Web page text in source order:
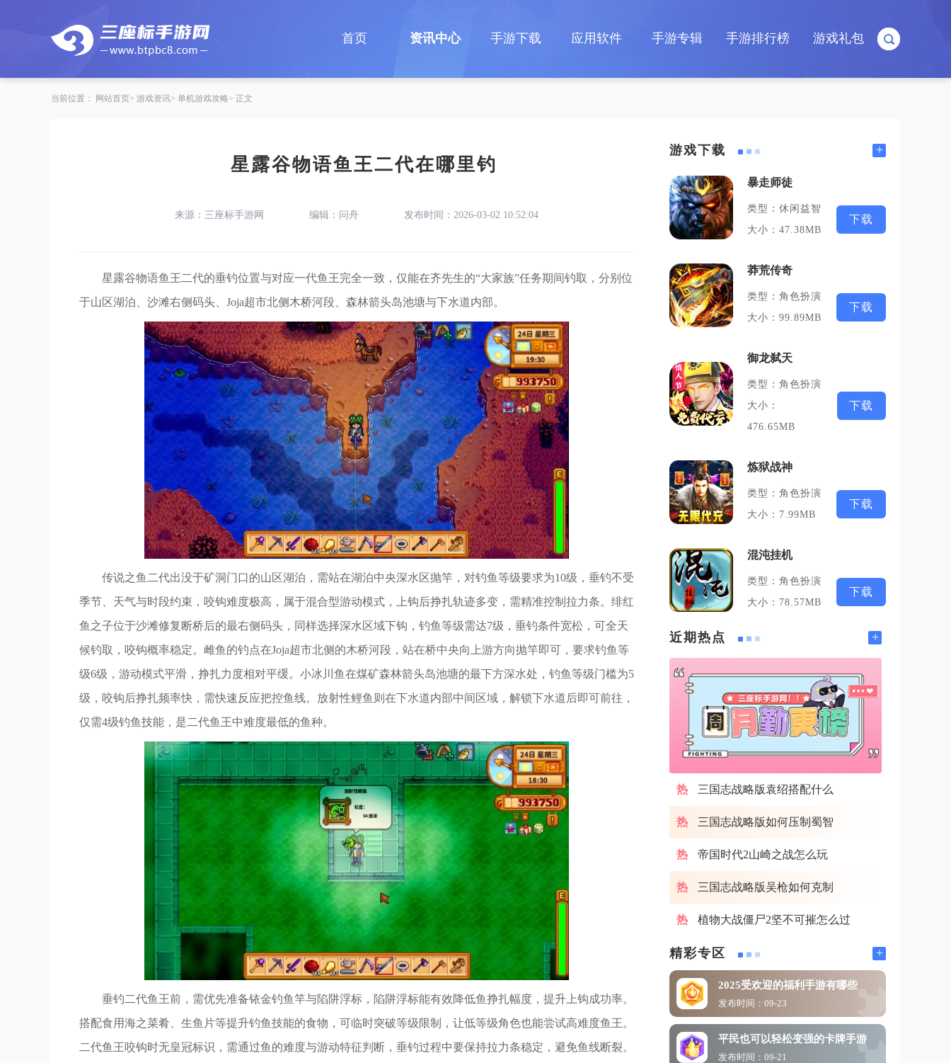
首页 资讯中心 手游下载 应用软件 手游专辑 手游排行榜 游戏礼包
当前位置： 网站首页 游戏资讯 单机游戏攻略 正文
星露谷物语鱼王二代在哪里钓
来源：三座标手游网 编辑：问舟 发布时间：2026-03-02 10:52:04
星露谷物语鱼王二代的垂钓位置与对应一代鱼王完全一致，仅能在齐先生的“大家族”任务期间钓取，分别位
于山区湖泊、沙滩右侧码头、Joja超市北侧木桥河段、森林箭头岛池塘与下水道内部。
传说之鱼二代出没于矿洞门口的山区湖泊，需站在湖泊中央深水区抛竿，对钓鱼等级要求为10级，垂钓不受
季节、天气与时段约束，咬钩难度极高，属于混合型游动模式，上钩后挣扎轨迹多变，需精准控制拉力条。绯红
鱼之子位于沙滩修复断桥后的最右侧码头，同样选择深水区域下钩，钓鱼等级需达7级，垂钓条件宽松，可全天
候钓取，咬钩概率稳定。雌鱼的钓点在Joja超市北侧的木桥河段，站在桥中央向上游方向抛竿即可，要求钓鱼等
级6级，游动模式平滑，挣扎力度相对平缓。小冰川鱼在煤矿森林箭头岛池塘的最下方深水处，钓鱼等级门槛为5
级，咬钩后挣扎频率快，需快速反应把控鱼线。放射性鲤鱼则在下水道内部中间区域，解锁下水道后即可前往，
仅需4级钓鱼技能，是二代鱼王中难度最低的鱼种。
垂钓二代鱼王前，需优先准备铱金钓鱼竿与陷阱浮标，陷阱浮标能有效降低鱼挣扎幅度，提升上钩成功率。
搭配食用海之菜肴、生鱼片等提升钓鱼技能的食物，可临时突破等级限制，让低等级角色也能尝试高难度鱼王。
二代鱼王咬钩时无皇冠标识，需通过鱼的难度与游动特征判断，垂钓过程中要保持拉力条稳定，避免鱼线断裂。
游戏下载 +
暴走师徒
类型：休闲益智
大小：47.38MB
下载
莽荒传奇
类型：角色扮演
大小：99.89MB
下载
御龙弑天
类型：角色扮演
大小：
476.65MB
下载
炼狱战神
类型：角色扮演
大小：7.99MB
下载
混沌挂机
类型：角色扮演
大小：78.57MB
下载
近期热点 +
三国志战略版袁绍搭配什么
三国志战略版如何压制蜀智
帝国时代2山崎之战怎么玩
三国志战略版吴枪如何克制
植物大战僵尸2坚不可摧怎么过
精彩专区 +
2025受欢迎的福利手游有哪些
发布时间：09-23
平民也可以轻松变强的卡牌手游
发布时间：09-21